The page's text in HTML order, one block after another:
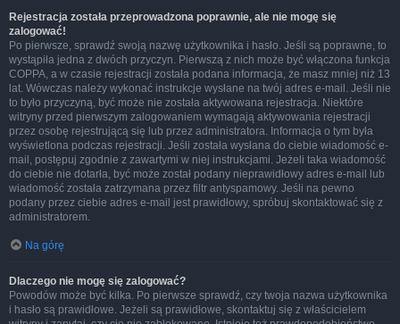
Rejestracja została przeprowadzona poprawnie, ale nie mogę się
zalogować!
Po pierwsze, sprawdź swoją nazwę użytkownika i hasło. Jeśli są poprawne, to
wystąpiła jedna z dwóch przyczyn. Pierwszą z nich może być włączona funkcja
COPPA, a w czasie rejestracji została podana informacja, że masz mniej niż 13
lat. Wówczas należy wykonać instrukcje wysłane na twój adres e-mail. Jeśli nie
to było przyczyną, być może nie została aktywowana rejestracja. Niektóre
witryny przed pierwszym zalogowaniem wymagają aktywowania rejestracji
przez osobę rejestrującą się lub przez administratora. Informacja o tym była
wyświetlona podczas rejestracji. Jeśli została wysłana do ciebie wiadomość e-
mail, postępuj zgodnie z zawartymi w niej instrukcjami. Jeżeli taka wiadomość
do ciebie nie dotarła, być może został podany nieprawidłowy adres e-mail lub
wiadomość została zatrzymana przez filtr antyspamowy. Jeśli na pewno
podany przez ciebie adres e-mail jest prawidłowy, spróbuj skontaktować się z
administratorem.
Na górę
Dlaczego nie mogę się zalogować?
Powodów może być kilka. Po pierwsze sprawdź, czy twoja nazwa użytkownika
i hasło są prawidłowe. Jeżeli są prawidłowe, skontaktuj się z właścicielem